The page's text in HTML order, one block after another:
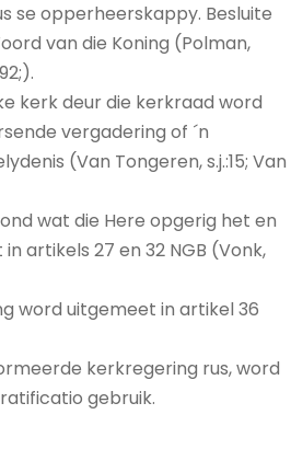
se opperheerskappy. Besluite
van die Koning (Polman,
kerk deur die kerkraad word
vergadering of ´n
(Van Tongeren, s.j.:15; Van
wat die Here opgerig het en
artikels 27 en 32 NGB (Vonk,
word uitgemeet in artikel 36
kerkregering rus, word
gebruik.